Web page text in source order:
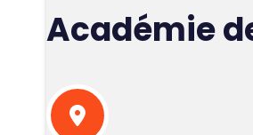
Académie